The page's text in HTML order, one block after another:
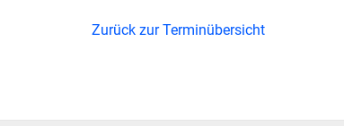
Zurück zur Terminübersicht